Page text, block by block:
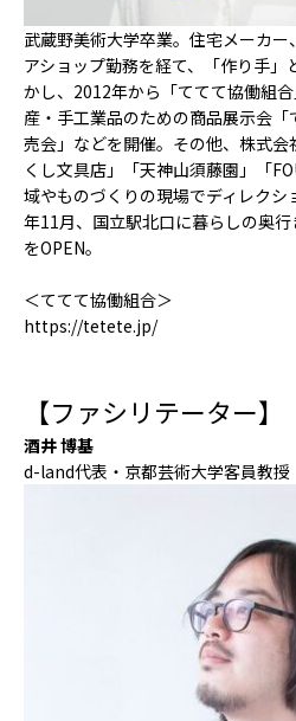
武蔵野美術大学卒業。住宅メーカ
アショップ勤務を経て、「作り手
かし、2012年から「ててて協働組
産・手工業品のための商品展示会
売会」などを開催。その他、株式
くし文具店」「天神山須藤園」「
域やものづくりの現場でディレク
年11月、国立駅北口に暮らしの奥行
をOPEN。
＜ててて協働組合＞
https://tetete.jp/
【ファシリテーター】
酒井 博基
d-land代表・京都芸術大学客員教授